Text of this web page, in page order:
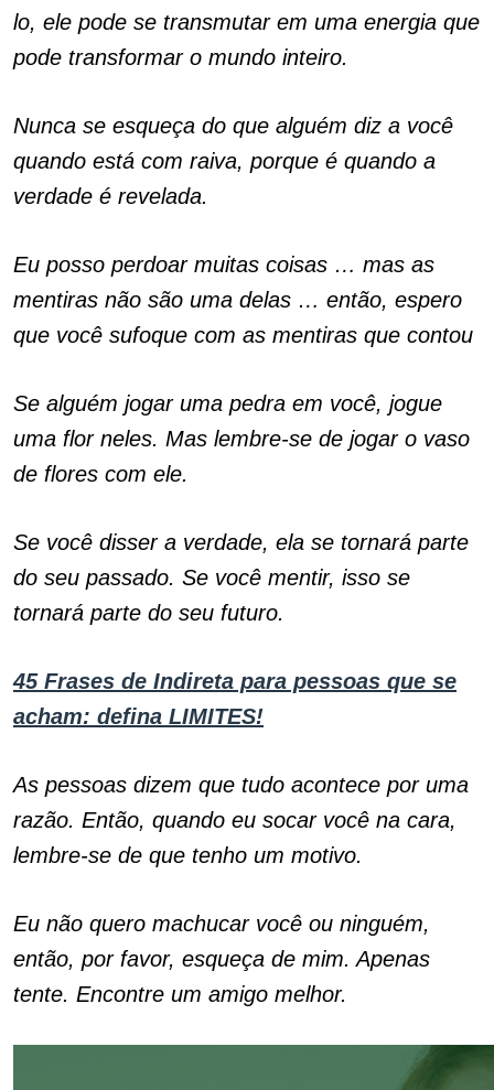
lo, ele pode se transmutar em uma energia que
pode transformar o mundo inteiro.
Nunca se esqueça do que alguém diz a você
quando está com raiva, porque é quando a
verdade é revelada.
Eu posso perdoar muitas coisas … mas as
mentiras não são uma delas … então, espero
que você sufoque com as mentiras que contou
Se alguém jogar uma pedra em você, jogue
uma flor neles. Mas lembre-se de jogar o vaso
de flores com ele.
Se você disser a verdade, ela se tornará parte
do seu passado. Se você mentir, isso se
tornará parte do seu futuro.
45 Frases de Indireta para pessoas que se
acham: defina LIMITES!
As pessoas dizem que tudo acontece por uma
razão. Então, quando eu socar você na cara,
lembre-se de que tenho um motivo.
Eu não quero machucar você ou ninguém,
então, por favor, esqueça de mim. Apenas
tente. Encontre um amigo melhor.